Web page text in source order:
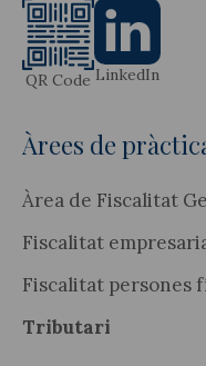
QR Code LinkedIn
Àrees de
Àrea de Fiscalitat
Fiscalitat
Fiscalitat persones
Tributari